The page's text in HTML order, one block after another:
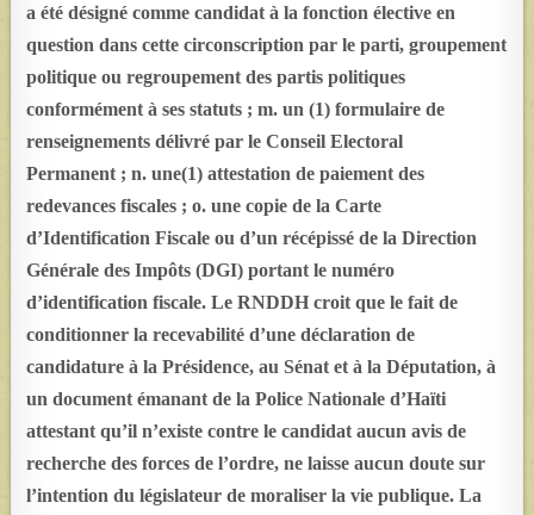
a été désigné comme candidat à la fonction élective en
question dans cette circonscription par le parti, groupement
politique ou regroupement des partis politiques
conformément à ses statuts ; m. un (1) formulaire de
renseignements délivré par le Conseil Electoral
Permanent ; n. une(1) attestation de paiement des
redevances fiscales ; o. une copie de la Carte
d’Identification Fiscale ou d’un récépissé de la Direction
Générale des Impôts (DGI) portant le numéro
d’identification fiscale. Le RNDDH croit que le fait de
conditionner la recevabilité d’une déclaration de
candidature à la Présidence, au Sénat et à la Députation, à
un document émanant de la Police Nationale d’Haïti
attestant qu’il n’existe contre le candidat aucun avis de
recherche des forces de l’ordre, ne laisse aucun doute sur
l’intention du législateur de moraliser la vie publique. La